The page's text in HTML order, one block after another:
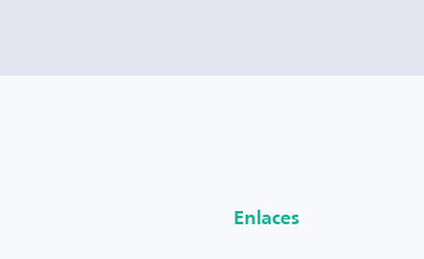
Enlaces